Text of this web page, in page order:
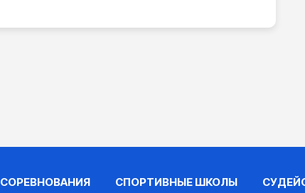
СОРЕВНОВАНИЯ СПОРТИВНЫЕ ШКОЛЫ